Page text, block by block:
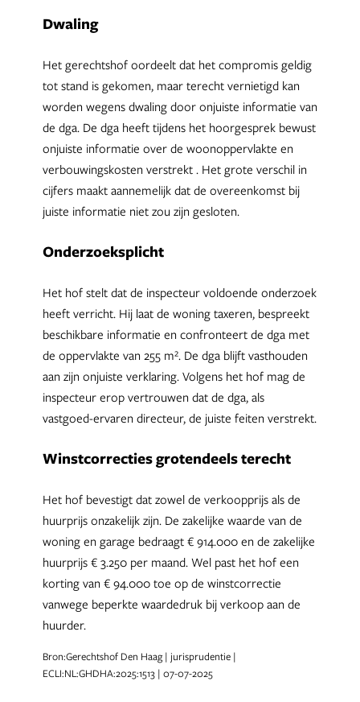
Dwaling
Het gerechtshof oordeelt dat het compromis geldig
tot stand is gekomen, maar terecht vernietigd kan
worden wegens dwaling door onjuiste informatie van
de dga. De dga heeft tijdens het hoorgesprek bewust
onjuiste informatie over de woonoppervlakte en
verbouwingskosten verstrekt . Het grote verschil in
cijfers maakt aannemelijk dat de overeenkomst bij
juiste informatie niet zou zijn gesloten.
Onderzoeksplicht
Het hof stelt dat de inspecteur voldoende onderzoek
heeft verricht. Hij laat de woning taxeren, bespreekt
beschikbare informatie en confronteert de dga met
de oppervlakte van 255 m². De dga blijft vasthouden
aan zijn onjuiste verklaring. Volgens het hof mag de
inspecteur erop vertrouwen dat de dga, als
vastgoed-ervaren directeur, de juiste feiten verstrekt.
Winstcorrecties grotendeels terecht
Het hof bevestigt dat zowel de verkoopprijs als de
huurprijs onzakelijk zijn. De zakelijke waarde van de
woning en garage bedraagt € 914.000 en de zakelijke
huurprijs € 3.250 per maand. Wel past het hof een
korting van € 94.000 toe op de winstcorrectie
vanwege beperkte waardedruk bij verkoop aan de
huurder.
Bron:Gerechtshof Den Haag | jurisprudentie |
ECLI:NL:GHDHA:2025:1513 | 07-07-2025